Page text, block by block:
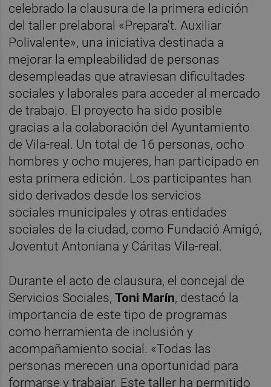
celebrado la clausura de la primera edición
del taller prelaboral «Prepara't. Auxiliar
Polivalente», una iniciativa destinada a
mejorar la empleabilidad de personas
desempleadas que atraviesan dificultades
sociales y laborales para acceder al mercado
de trabajo. El proyecto ha sido posible
gracias a la colaboración del Ayuntamiento
de Vila-real. Un total de 16 personas, ocho
hombres y ocho mujeres, han participado en
esta primera edición. Los participantes han
sido derivados desde los servicios
sociales municipales y otras entidades
sociales de la ciudad, como Fundació Amigó,
Joventut Antoniana y Cáritas Vila-real.
Durante el acto de clausura, el concejal de
Servicios Sociales,Toni Marín, destacó la
importancia de este tipo de programas
como herramienta de inclusión y
acompañamiento social. «Todas las
personas merecen una oportunidad para
formarse y trabajar. Este taller ha permitido